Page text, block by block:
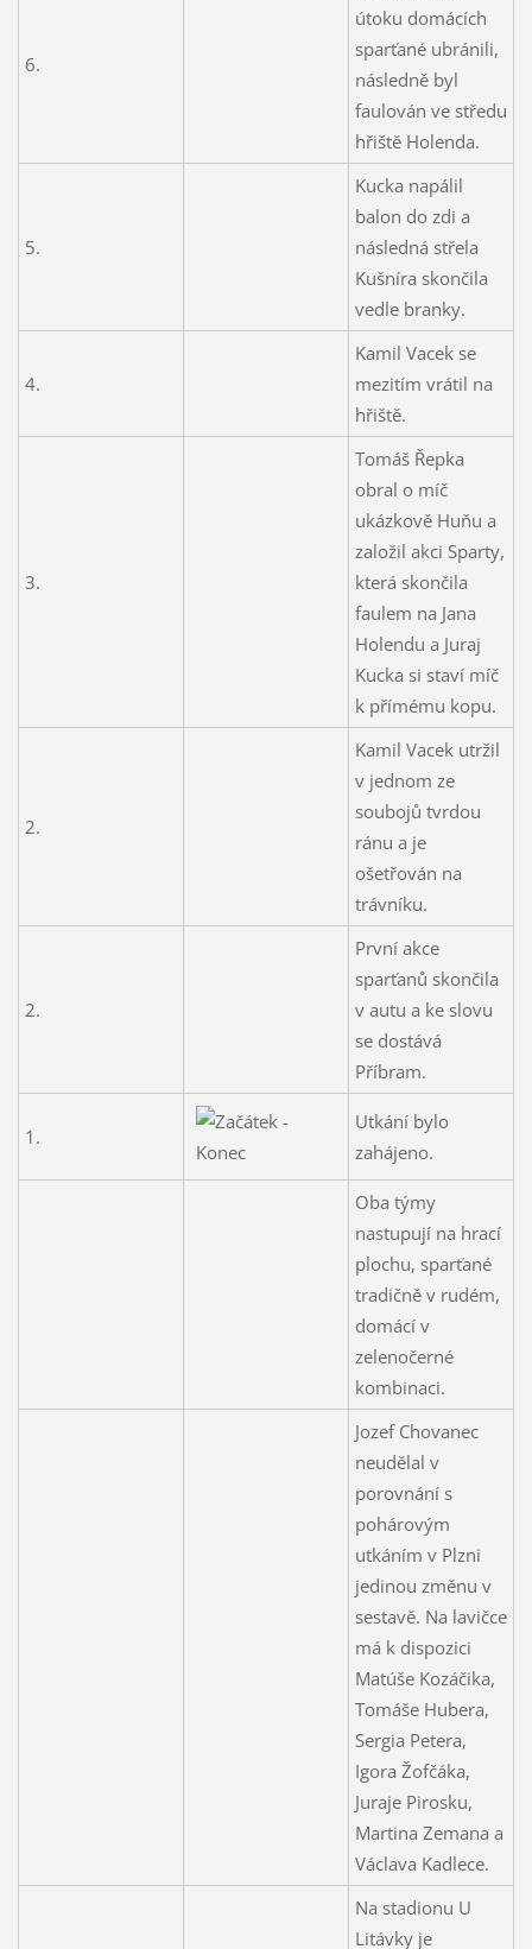
6.
útoku domácích
sparťané ubránili,
následně byl
faulován ve středu
hřiště Holenda.
5.
Kucka napálil
balon do zdi a
následná střela
Kušníra skončila
vedle branky.
4.
Kamil Vacek se
mezitím vrátil na
hřiště.
3.
Tomáš Řepka
obral o míč
ukázkově Huňu a
založil akci Sparty,
která skončila
faulem na Jana
Holendu a Juraj
Kucka si staví míč
k přímému kopu.
2.
Kamil Vacek utržil
v jednom ze
soubojů tvrdou
ránu a je
ošetřován na
trávníku.
2.
První akce
sparťanů skončila
v autu a ke slovu
se dostává
Příbram.
1.
Utkání bylo
zahájeno.
Oba týmy
nastupují na hrací
plochu, sparťané
tradičně v rudém,
domácí v
zelenočerné
kombinaci.
Jozef Chovanec
neudělal v
porovnání s
pohárovým
utkáním v Plzni
jedinou změnu v
sestavě. Na lavičce
má k dispozici
Matúše Kozáčika,
Tomáše Hubera,
Sergia Petera,
Igora Žofčáka,
Juraje Pirosku,
Martina Zemana a
Václava Kadlece.
Na stadionu U
Litávky je